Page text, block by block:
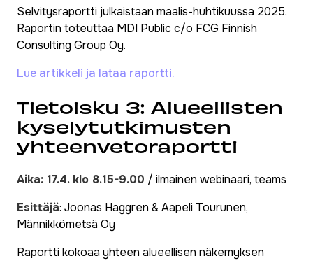
Selvitysraportti julkaistaan maalis-huhtikuussa 2025.
Raportin toteuttaa MDI Public c/o FCG Finnish
Consulting Group Oy.
Lue artikkeli ja lataa raportti.
Tietoisku 3: Alueellisten
kyselytutkimusten
yhteenvetoraportti
Aika: 17.4. klo 8.15-9.00 / ilmainen webinaari, teams
Esittäjä: Joonas Haggren & Aapeli Tourunen,
Männikkömetsä Oy
Raportti kokoaa yhteen alueellisen näkemyksen